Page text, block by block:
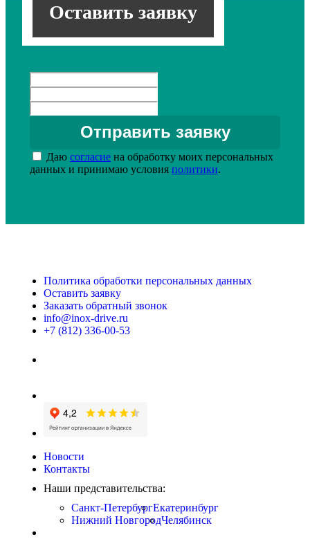
Оставить заявку
Даю согласие на обработку моих персональных
данных и принимаю условия политики.
Политика обработки персональных данных
Оставить заявку
Заказать обратный звонок
info@inox-drive.ru
+7 (812) 336-00-53
Новости
Контакты
Наши представительства:
Санкт-ПетербургЕкатеринбург
Нижний НовгородЧелябинск